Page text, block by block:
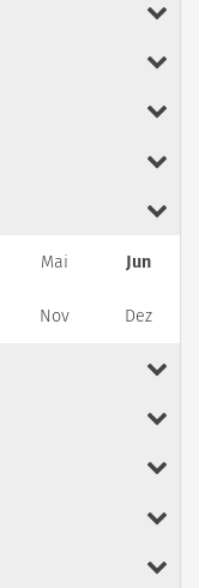
Mai Jun
Nov Dez